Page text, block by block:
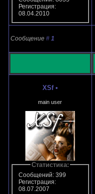
Регистрация:
08.04.2010
Сообщение # 1
XSf •
main user
Статистика:
Сообщений: 399
Регистрация:
08.07.2007